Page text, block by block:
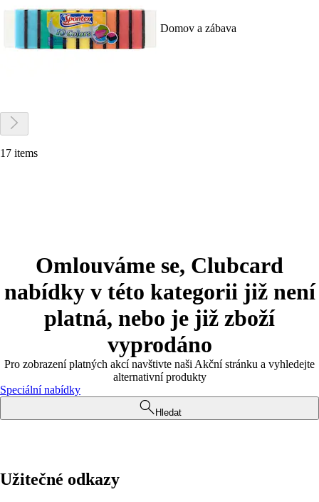
Domov a zábava
17 items
Omlouváme se, Clubcard
nabídky v této kategorii již není
platná, nebo je již zboží
vyprodáno
Pro zobrazení platných akcí navštivte naši Akční stránku a vyhledejte
alternativní produkty
Speciální nabídky
Hledat
Užitečné odkazy